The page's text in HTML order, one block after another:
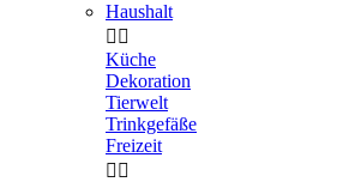
Haushalt
 
Küche
Dekoration
Tierwelt
Trinkgefäße
Freizeit
 